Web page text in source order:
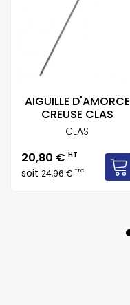
AIGUILLE D'AMORCE
CREUSE CLAS
CLAS
Prix
20,80 € HT
soit 24,96 €TTC